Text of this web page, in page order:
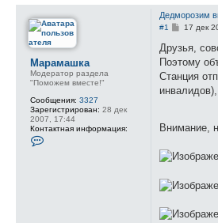
Марамашка
Модератор раздела
"Поможем вместе!"
Сообщения: 3327
Зарегистрирован: 28 дек
2007, 17:44
Контактная информация:
Дедморозим
#1
С
о
щ
е
и
17 дек
Друзья,
Поэтому
Станция
Внимание,